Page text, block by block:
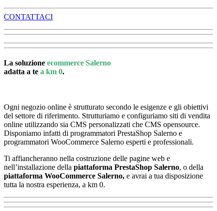
CONTATTACI
La soluzione ecommerce Salerno
adatta a te a km 0.
Ogni negozio online è strutturato secondo le esigenze e gli obiettivi
del settore di riferimento. Strutturiamo e configuriamo siti di vendita
online utilizzando sia CMS personalizzati che CMS opensource.
Disponiamo infatti di programmatori PrestaShop Salerno e
programmatori WooCommerce Salerno esperti e professionali.
Ti affiancheranno nella costruzione delle pagine web e
nell’installazione della piattaforma PrestaShop Salerno, o della
piattaforma WooCommerce Salerno, e avrai a tua disposizione
tutta la nostra esperienza, a km 0.